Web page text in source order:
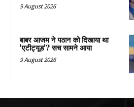
9 August 2026
बाबर आजम ने पठान को दिखाया था
'एटीट्यूड'? सच सामने आया
9 August 2026